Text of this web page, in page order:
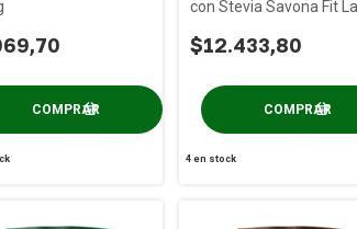
con Stevia Savona Fit
$12.433,80
4 en stock